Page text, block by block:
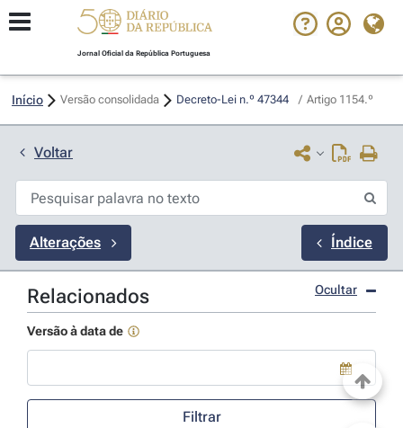
Jornal Oficial da República Portuguesa
Início Versão consolidada Decreto-Lei n.º 47344 / Artigo 1154.º
Voltar
Alterações Índice
Relacionados Ocultar
Versão à data de
Use a tecla de seta para baixo para abrir o calendário; Use as
Filtrar